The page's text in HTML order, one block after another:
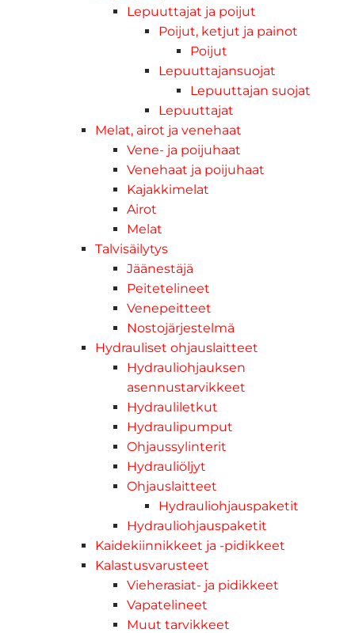
Lepuuttajat ja poijut
Poijut, ketjut ja painot
Poijut
Lepuuttajansuojat
Lepuuttajan suojat
Lepuuttajat
Melat, airot ja venehaat
Vene- ja poijuhaat
Venehaat ja poijuhaat
Kajakkimelat
Airot
Melat
Talvisäilytys
Jäänestäjä
Peitetelineet
Venepeitteet
Nostojärjestelmä
Hydrauliset ohjauslaitteet
Hydrauliohjauksen
asennustarvikkeet
Hydrauliletkut
Hydraulipumput
Ohjaussylinterit
Hydrauliöljyt
Ohjauslaitteet
Hydrauliohjauspaketit
Hydrauliohjauspaketit
Kaidekiinnikkeet ja -pidikkeet
Kalastusvarusteet
Vieherasiat- ja pidikkeet
Vapatelineet
Muut tarvikkeet